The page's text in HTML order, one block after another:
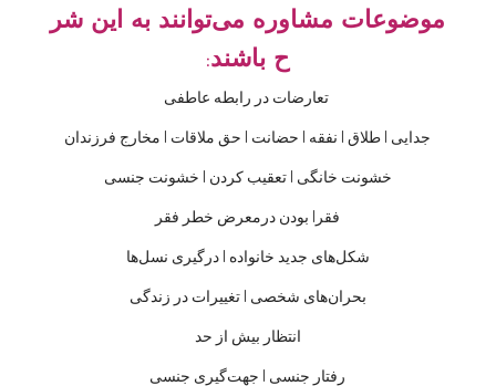
موضوعات مشاوره میتوانند به این شر
ح باشند:
تعارضات در رابطه عاطفی
جدایی | طلاق| نفقه | حضانت | حق ملاقات | مخارج فرزندان
خشونت خانگی |تعقیب کردن | خشونت جنسی
فقر| بودن درمعرض خطر فقر
شکلهای جدید خانواده | درگیر ی نسلها
بحرانهای شخصی |تغییرات در زندگی
انتظار بیش از حد
رفتار جنسی | جهتگیری جنسی